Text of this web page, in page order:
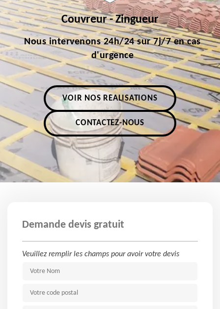
Couvreur - Zingueur
Nous intervenons 24h/24 sur 7j/7 en cas
d'urgence
VOIR NOS RÉALISATIONS
CONTACTEZ-NOUS
Demande devis gratuit
Veuillez remplir les champs pour avoir votre devis